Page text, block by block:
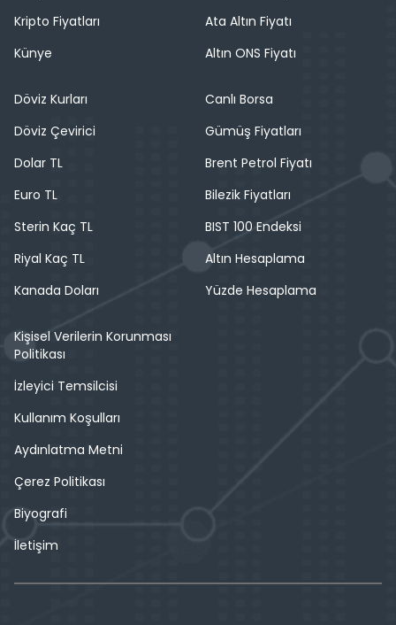
Kripto Fiyatları
Künye
Ata Altın Fiyatı
Altın ONS Fiyatı
Döviz Kurları
Döviz Çevirici
Dolar TL
Euro TL
Sterin Kaç TL
Riyal Kaç TL
Kanada Doları
Canlı Borsa
Gümüş Fiyatları
Brent Petrol Fiyatı
Bilezik Fiyatları
BIST 100 Endeksi
Altın Hesaplama
Yüzde Hesaplama
Kişisel Verilerin Korunması
Politikası
İzleyici Temsilcisi
Kullanım Koşulları
Aydınlatma Metni
Çerez Politikası
Biyografi
İletişim